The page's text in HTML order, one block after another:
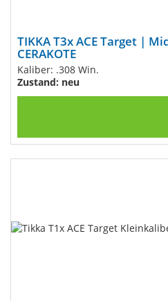
TIKKA T3x ACE Target |
CERAKOTE
Kaliber: .308 Win.
Zustand: neu